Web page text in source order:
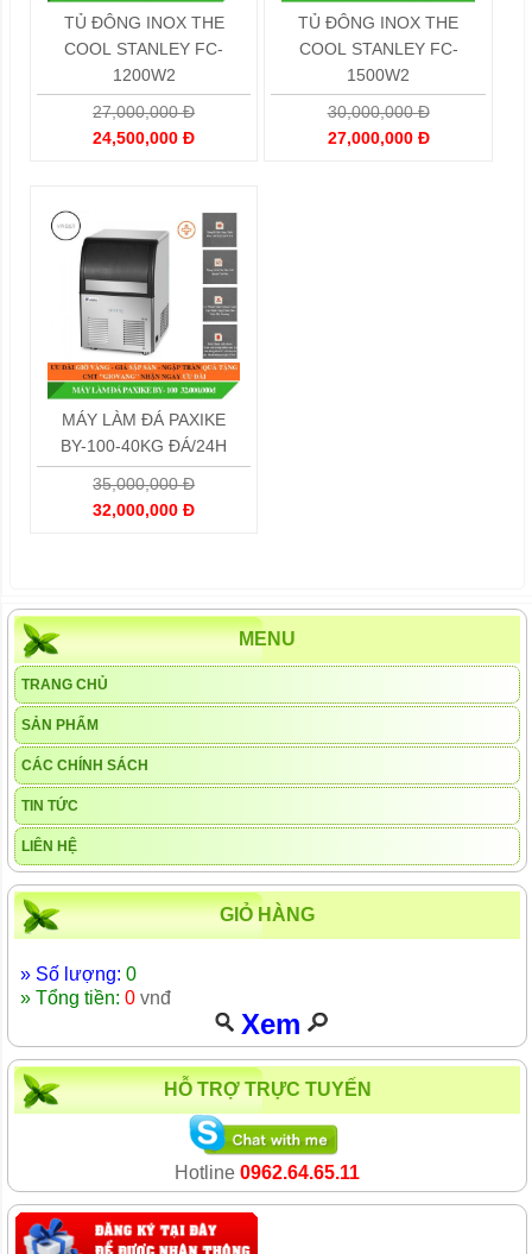
TỦ ĐÔNG INOX THE
COOL STANLEY FC-
1200W2
27,000,000 Đ
24,500,000 Đ
TỦ ĐÔNG INOX THE
COOL STANLEY FC-
1500W2
30,000,000 Đ
27,000,000 Đ
MÁY LÀM ĐÁ PAXIKE
BY-100-40KG ĐÁ/24H
35,000,000 Đ
32,000,000 Đ
MENU
TRANG CHỦ
SẢN PHẨM
CÁC CHÍNH SÁCH
TIN TỨC
LIÊN HỆ
GIỎ HÀNG
» Số lượng: 0
» Tổng tiền: 0 vnđ
Xem
HỖ TRỢ TRỰC TUYẾN
Hotline 0962.64.65.11